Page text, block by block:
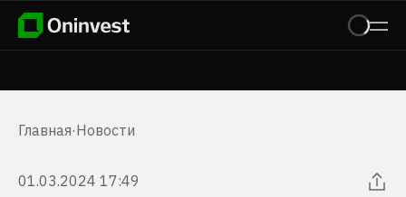
Главная·Новости
01.03.2024 17:49